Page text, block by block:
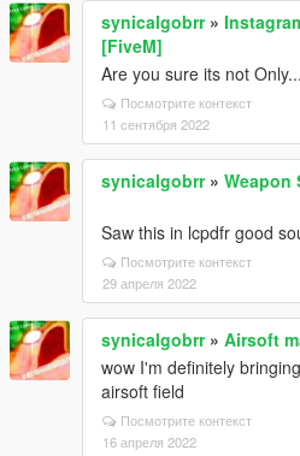
synicalgobrr»
[FiveM]
Are you sure its not Only...
Посмотрите контекст
11 сентября 2022
synicalgobrr» Weapon
Saw this in lcpdfr good
Посмотрите контекст
29 апреля 2022
synicalgobrr» Airsoft
wow I'm definitely
airsoft field
Посмотрите контекст
16 апреля 2022